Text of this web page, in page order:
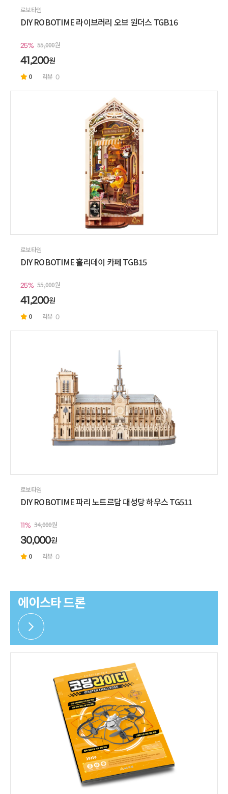
로보타임
DIY ROBOTIME 라이브러리 오브 원더스 TGB16
25% 55,000원
41,200원
0 리뷰 0
로보타임
DIY ROBOTIME 홀리데이 카페 TGB15
25% 55,000원
41,200원
0 리뷰 0
로보타임
DIY ROBOTIME 파리 노트르담 대성당 하우스 TG511
11% 34,000원
30,000원
0 리뷰 0
에이스타 드론